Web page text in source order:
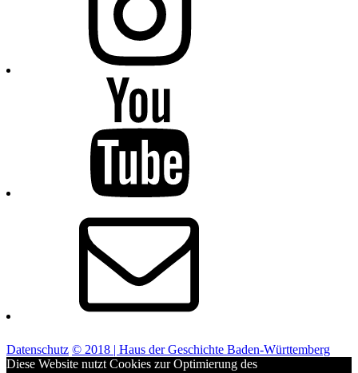
Datenschutz © 2018 | Haus der Geschichte Baden-Württemberg
Diese Website nutzt Cookies zur Optimierung des